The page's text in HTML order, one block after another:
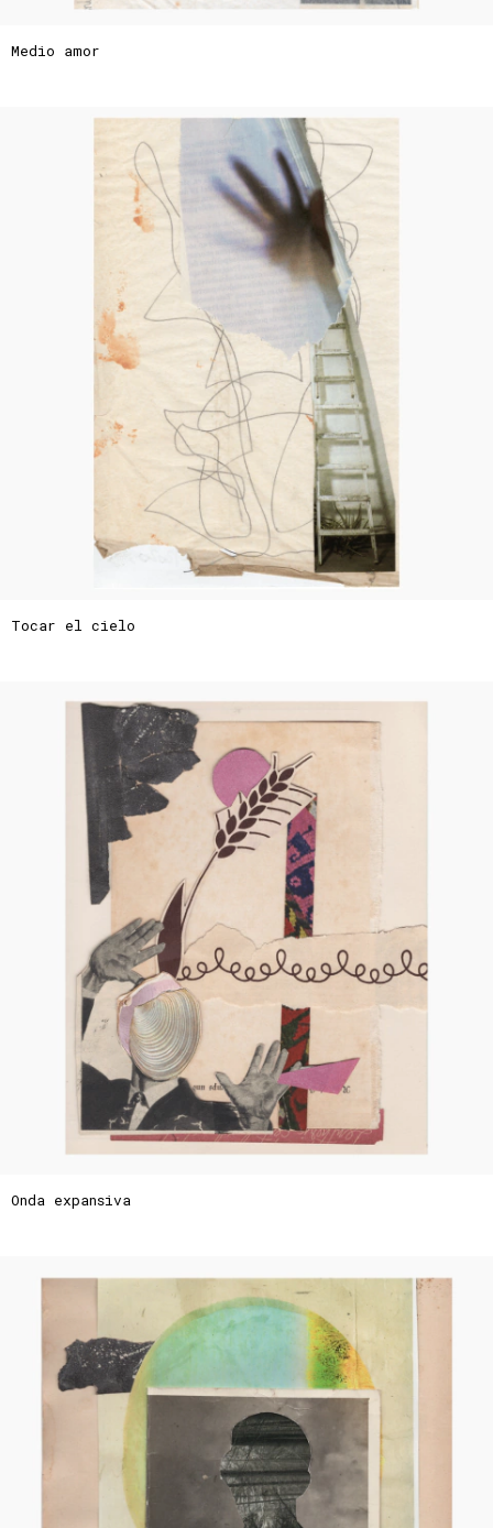
Medio amor
Tocar el cielo
Onda expansiva